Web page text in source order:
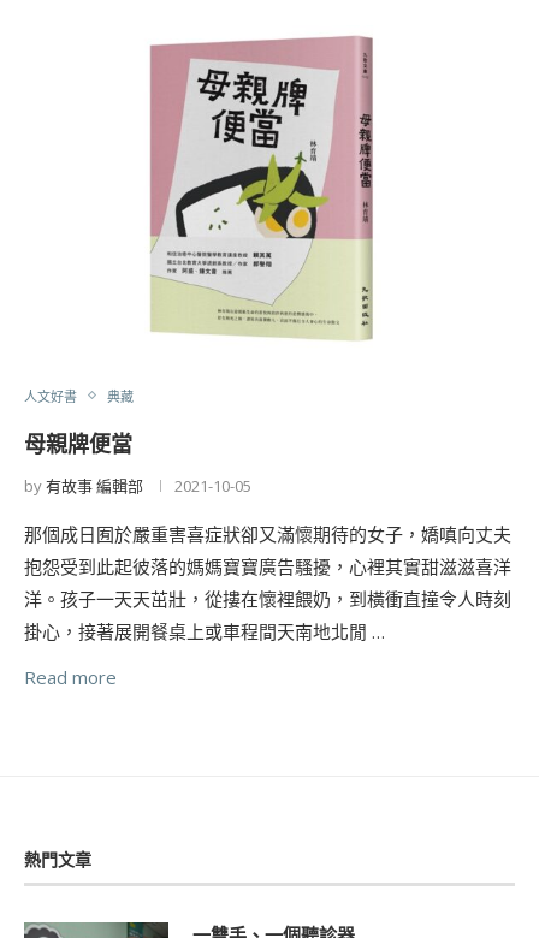
人文好書 典藏
母親牌便當
by有故事 編輯部 2021-10-05
那個成日囿於嚴重害喜症狀卻又滿懷期待的女子，嬌嗔向丈夫
抱怨受到此起彼落的媽媽寶寶廣告騷擾，心裡其實甜滋滋喜洋
洋。孩子一天天茁壯，從摟在懷裡餵奶，到橫衝直撞令人時刻
掛心，接著展開餐桌上或車程間天南地北閒 …
Read more
熱門文章